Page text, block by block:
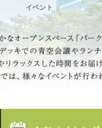
イベント